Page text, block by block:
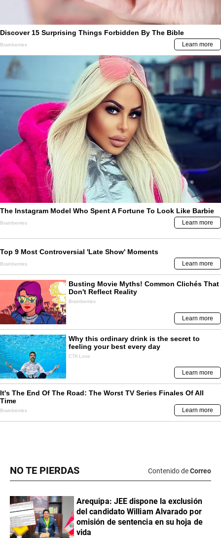
NO TE PIERDAS Contenido deCorreo
​Arequipa: JEE dispone la exclusión
del candidato William Alvarado por
omisión de sentencia en su hoja de
vida